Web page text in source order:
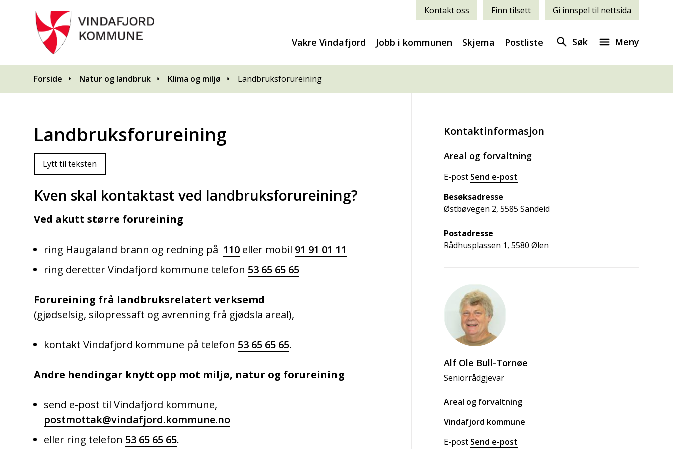
Kontakt oss Finn tilsett Gi innspel til nettsida
Vakre Vindafjord Jobb i kommunen Skjema Postliste Søk Meny
Du er her:
Forside Natur og landbruk Klima og miljø Landbruksforureining
Landbruksforureining
Lytt til teksten
Kven skal kontaktast ved landbruksforureining?
Ved akutt større forureining
ring Haugaland brann og redning på 110 eller mobil 91 91 01 11
ring deretter Vindafjord kommune telefon 53 65 65 65
Forureining frå landbruksrelatert verksemd
(gjødselsig, silopressaft og avrenning frå gjødsla areal),
kontakt Vindafjord kommune på telefon 53 65 65 65.
Andre hendingar knytt opp mot miljø, natur og forureining
send e-post til Vindafjord kommune,
postmottak@vindafjord.kommune.no
eller ring telefon 53 65 65 65.
Kontaktinformasjon
Areal og forvaltning
E-post Send e-post
Besøksadresse
Østbøvegen 2, 5585 Sandeid
Postadresse
Rådhusplassen 1, 5580 Ølen
Alf Ole Bull-Tornøe
Seniorrådgjevar
Areal og forvaltning
Vindafjord kommune
E-post Send e-post